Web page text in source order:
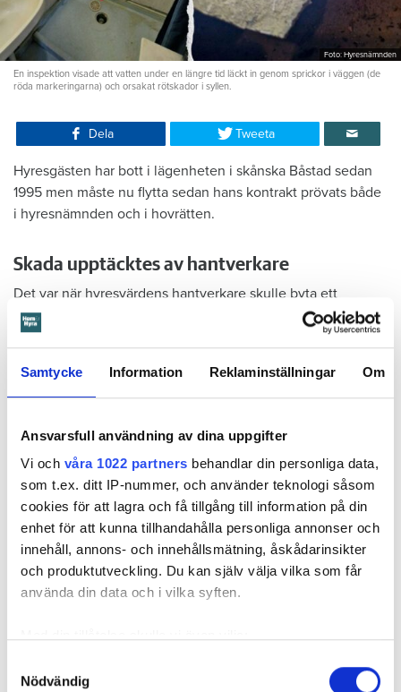
Samtycke Information Reklaminställningar Om
Ansvarsfull användning av dina uppgifter
Vi och våra 1022 partners behandlar din personliga data,
som t.ex. ditt IP-nummer, och använder teknologi såsom
cookies för att lagra och få tillgång till information på din
enhet för att kunna tillhandahålla personliga annonser och
innehåll, annons- och innehållsmätning, åskådarinsikter
och produktutveckling. Du kan själv välja vilka som får
använda din data och i vilka syften.
som kan ha en noggrannhet på upp till flera meter
Nödvändig
Foto: Hyresnämnden
En inspektion visade att vatten under en längre tid läckt in genom sprickor i väggen (de
röda markeringarna) och orsakat rötskador i syllen.
Dela Tweeta
Hyresgästen har bott i lägenheten i skånska Båstad sedan
1995 men måste nu flytta sedan hans kontrakt prövats både
i hyresnämnden och i hovrätten.
Skada upptäcktes av hantverkare
Det var när hyresvärdens hantverkare skulle byta ett
duschmunstycke under hösten förra året som en spricka i
plastmattan på väggen i duschen upptäcktes. Strax efter
badrummet. Då upptäcktes att vatten läckt från den trasiga
svetsskarven under en längre tid och orsakat omfattande
Därför sade den privata hyresvärden upp hyreskontraktet
med hänvisning till att hyresgästen inte iakttagit sin så
kallade vårdplikt (se faktaruta). Eftersom han inte gick med
på att flytta fick hyresnämnden i Malmö pröva
uppsägningen.